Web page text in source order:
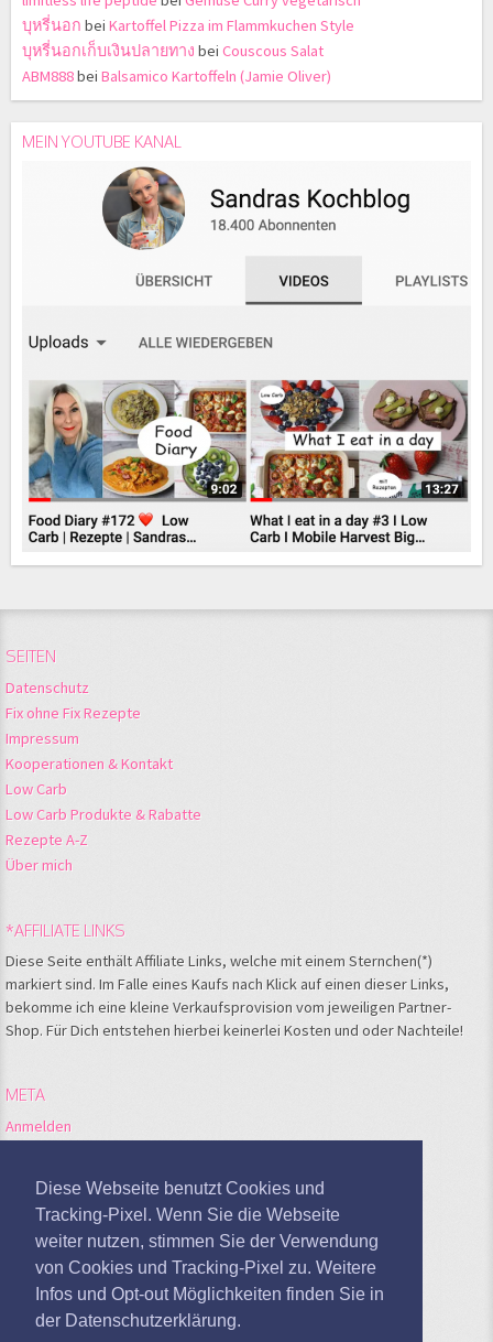
Diese Webseite benutzt Cookies und
Tracking-Pixel. Wenn Sie die Webseite
weiter nutzen, stimmen Sie der Verwendung
von Cookies und Tracking-Pixel zu. Weitere
Infos und Opt-out Möglichkeiten finden Sie in
der Datenschutzerklärung.
บุหรี่นอก bei Kartoffel Pizza im Flammkuchen Style
บุหรี่นอกเก็บเงินปลายทาง bei Couscous Salat
ABM888bei Balsamico Kartoffeln (Jamie Oliver)
MEIN YOUTUBE KANAL
SEITEN
Datenschutz
Fix ohne Fix Rezepte
Impressum
Kooperationen & Kontakt
Low Carb
Low Carb Produkte & Rabatte
Rezepte A-Z
Über mich
*AFFILIATE LINKS
Diese Seite enthält Affiliate Links, welche mit einem Sternchen(*)
markiert sind. Im Falle eines Kaufs nach Klick auf einen dieser Links,
bekomme ich eine kleine Verkaufsprovision vom jeweiligen Partner-
Shop. Für Dich entstehen hierbei keinerlei Kosten und oder Nachteile!
META
Anmelden
Kommentare-Feed
Google Analytics deaktivieren